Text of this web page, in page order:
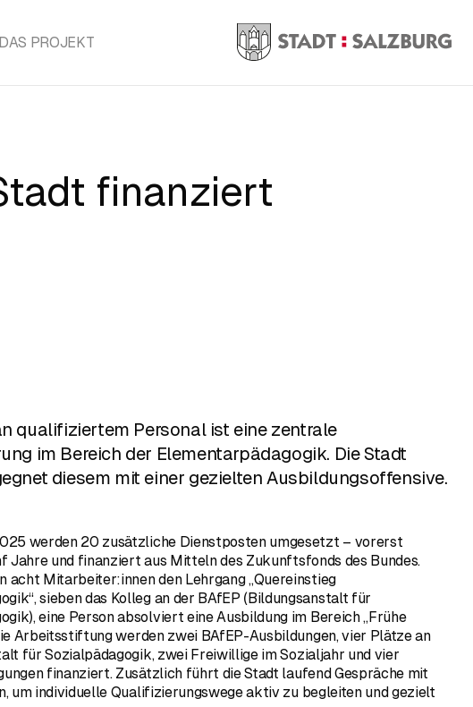
PROJEKT
finanziert
qualifiziertem Personal ist eine zentrale
im Bereich der Elementarpädagogik. Die Stadt
diesem mit einer gezielten Ausbildungsoffensive.
werden 20 zusätzliche Dienstposten umgesetzt – vorerst
und finanziert aus Mitteln des Zukunftsfonds des Bundes.
acht Mitarbeiter:innen den Lehrgang „Quereinstieg
sieben das Kolleg an der BAfEP (Bildungsanstalt für
eine Person absolviert eine Ausbildung im Bereich „Frühe
Arbeitsstiftung werden zwei BAfEP-Ausbildungen, vier Plätze an
für Sozialpädagogik, zwei Freiwillige im Sozialjahr und vier
finanziert. Zusätzlich führt die Stadt laufend Gespräche mit
um individuelle Qualifizierungswege aktiv zu begleiten und gezielt